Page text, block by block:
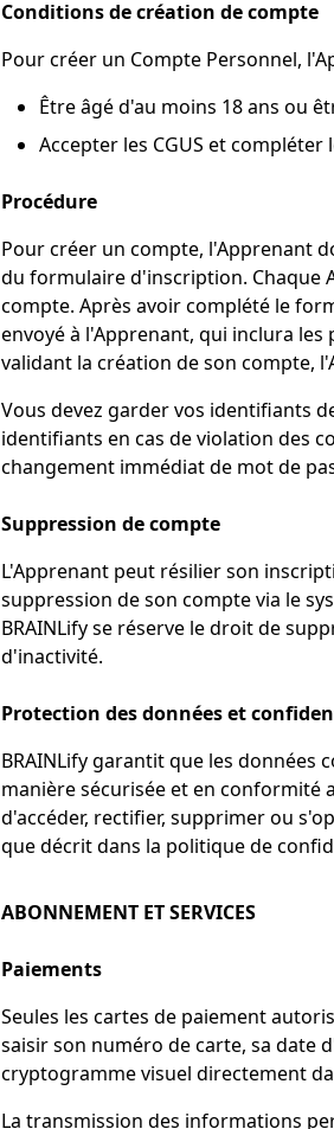
Conditions de création de compte
Pour créer un Compte Personnel,
Être âgé d'au moins 18 ans ou
Accepter les CGUS et
Procédure
Pour créer un compte, l'Apprenant
du formulaire d'inscription. Chaque
compte. Après avoir complété le
envoyé à l'Apprenant, qui inclura les
validant la création de son compte,
Vous devez garder vos identifiants
identifiants en cas de violation des
changement immédiat de mot de
Suppression de compte
L'Apprenant peut résilier son
suppression de son compte via le
BRAINLify se réserve le droit de
d'inactivité.
Protection des données et
BRAINLify garantit que les données
manière sécurisée et en conformité
d'accéder, rectifier, supprimer ou
que décrit dans la politique de
ABONNEMENT ET SERVICES
Paiements
Seules les cartes de paiement
saisir son numéro de carte, sa date
cryptogramme visuel directement
La transmission des informations